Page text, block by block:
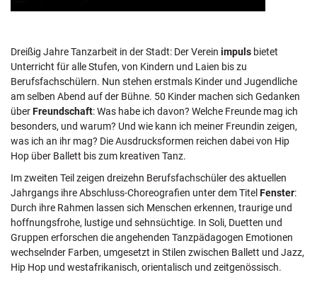
Dreißig Jahre Tanzarbeit in der Stadt: Der Verein impuls bietet
Unterricht für alle Stufen, von Kindern und Laien bis zu
Berufsfachschülern. Nun stehen erstmals Kinder und Jugendliche
am selben Abend auf der Bühne. 50 Kinder machen sich Gedanken
überFreundschaft: Was habe ich davon? Welche Freunde mag ich
besonders, und warum? Und wie kann ich meiner Freundin zeigen,
was ich an ihr mag? Die Ausdrucksformen reichen dabei von Hip
Hop über Ballett bis zum kreativen Tanz.
Im zweiten Teil zeigen dreizehn Berufsfachschüler des aktuellen
Jahrgangs ihre Abschluss-Choreografien unter dem Titel Fenster:
Durch ihre Rahmen lassen sich Menschen erkennen, traurige und
hoffnungsfrohe, lustige und sehnsüchtige. In Soli, Duetten und
Gruppen erforschen die angehenden Tanzpädagogen Emotionen
wechselnder Farben, umgesetzt in Stilen zwischen Ballett und Jazz,
Hip Hop und westafrikanisch, orientalisch und zeitgenössisch.